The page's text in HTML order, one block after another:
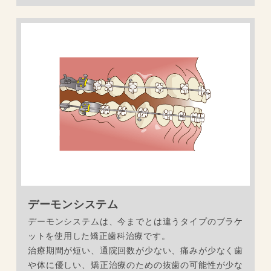
デーモンシステム
デーモンシステムは、今までとは違うタイプのブラケ
ットを使用した矯正歯科治療です。
治療期間が短い、通院回数が少ない、痛みが少なく歯
や体に優しい、矯正治療のための抜歯の可能性が少な